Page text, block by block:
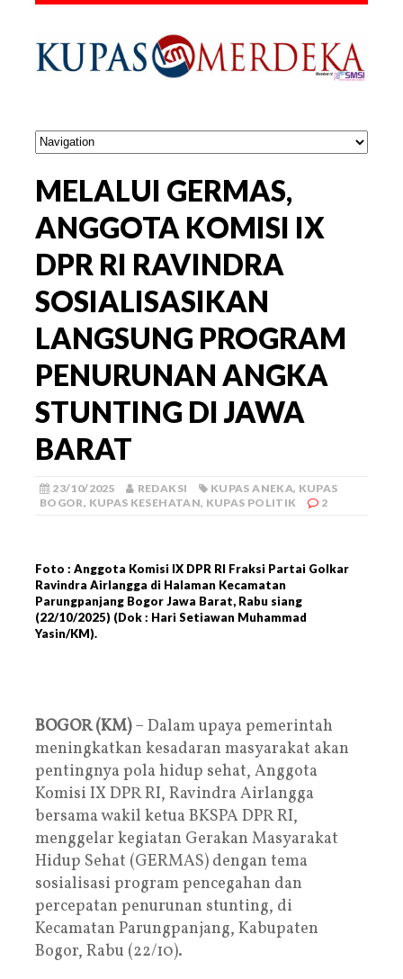
MELALUI GERMAS,
ANGGOTA KOMISI IX
DPR RI RAVINDRA
SOSIALISASIKAN
LANGSUNG PROGRAM
PENURUNAN ANGKA
STUNTING DI JAWA
BARAT
23/10/2025 REDAKSI KUPAS ANEKA, KUPAS
BOGOR, KUPAS KESEHATAN, KUPAS POLITIK 2
Foto : Anggota Komisi IX DPR RI Fraksi Partai Golkar
Ravindra Airlangga di Halaman Kecamatan
Parungpanjang Bogor Jawa Barat, Rabu siang
(22/10/2025) (Dok : Hari Setiawan Muhammad
Yasin/KM).
BOGOR (KM)– Dalam upaya pemerintah
meningkatkan kesadaran masyarakat akan
pentingnya pola hidup sehat, Anggota
Komisi IX DPR RI, Ravindra Airlangga
bersama wakil ketua BKSPA DPR RI,
menggelar kegiatan Gerakan Masyarakat
Hidup Sehat (GERMAS) dengan tema
sosialisasi program pencegahan dan
percepatan penurunan stunting, di
Kecamatan Parungpanjang, Kabupaten
Bogor, Rabu (22/10).